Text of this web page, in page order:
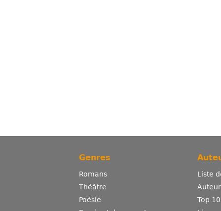
Genres
Romans
Théâtre
Poésie
Liste
Top